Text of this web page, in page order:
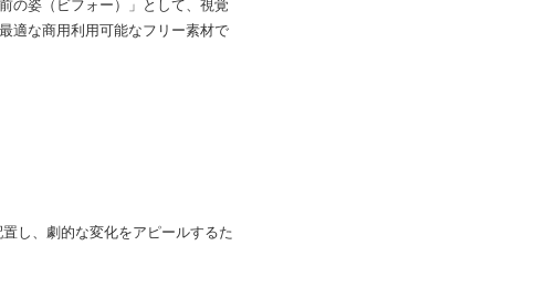
の姿（ビフォー）」として、視覚
適な商用利用可能なフリー素材で
し、劇的な変化をアピールするた